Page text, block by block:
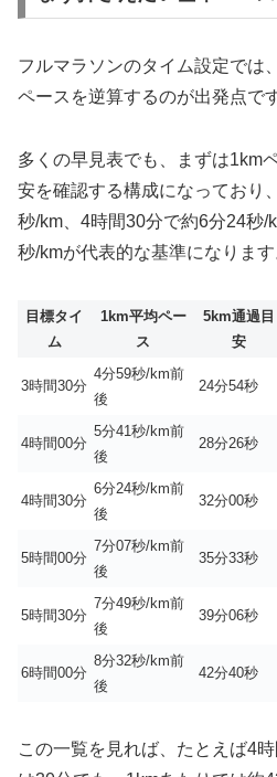
フルマラソンのタイム設定では
ペースを逆算するのが出発点です
多くの早見表でも、まずは1km
安を確認する構成になっており
秒/km、4時間30分で約6分24秒/
秒/kmが代表的な基準になります
目標タイ
ム
1km平均ペー
ス
5km通過目
安
3時間30分
4分59秒/km前
後
24分54秒
4時間00分
5分41秒/km前
後
28分26秒
4時間30分
6分24秒/km前
後
32分00秒
5時間00分
7分07秒/km前
後
35分33秒
5時間30分
7分49秒/km前
後
39分06秒
6時間00分
8分32秒/km前
後
42分40秒
この一覧を見れば、たとえば4